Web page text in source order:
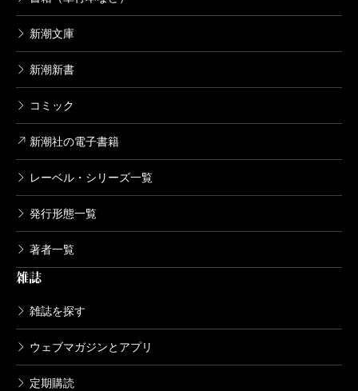
新潮文庫
新潮新書
コミック
新潮社の電子書籍
レーベル・シリーズ一覧
発行形態一覧
著者一覧
雑誌
雑誌を探す
ウェブマガジンとアプリ
定期購読